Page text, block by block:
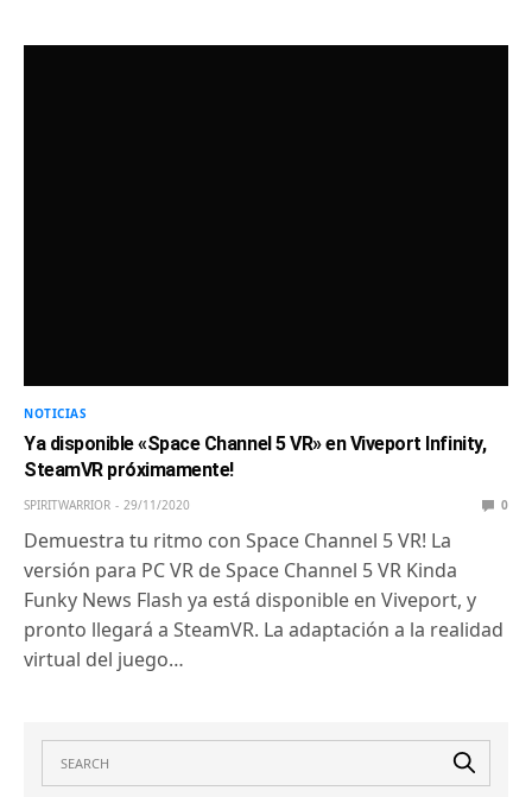
NOTICIAS
Ya disponible «Space Channel 5 VR» en Viveport Infinity,
SteamVR próximamente!
SPIRITWARRIOR 29/11/2020 0
Demuestra tu ritmo con Space Channel 5 VR! La
versión para PC VR de Space Channel 5 VR Kinda
Funky News Flash ya está disponible en Viveport, y
pronto llegará a SteamVR. La adaptación a la realidad
virtual del juego…